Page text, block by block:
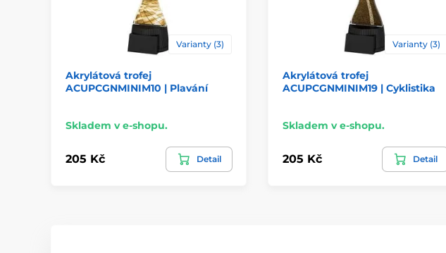
Varianty (3)
Akrylátová trofej
ACUPCGNMINIM10 | Plavání
Skladem v e-shopu.
205 Kč Detail
Varianty (3)
Akrylátová trofej
ACUPCGNMINIM19 | Cyklistika
Skladem v e-shopu.
205 Kč Detail